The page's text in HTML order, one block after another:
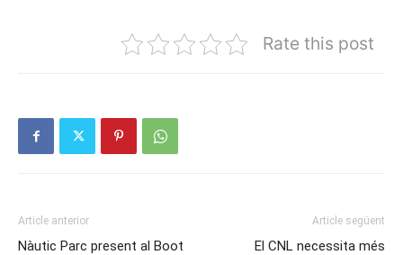
Rate this post
Article anterior
Nàutic Parc present al Boot
Article següent
El CNL necessita més